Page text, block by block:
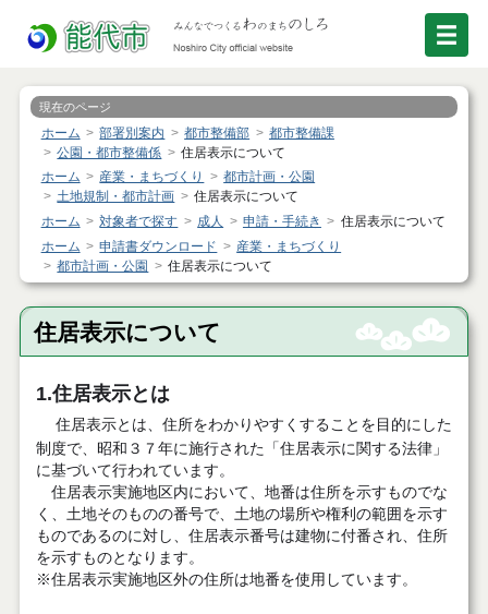
現在のページ
ホーム 部署別案内 都市整備部
都市整備課
公園・都市整備係
住居表示について
ホーム
産業・まちづくり
都市計画・公園
土地規制・都市計画
住居表示について
ホーム
対象者で探す 成人 申請・手続き
住居表示について
ホーム
申請書ダウンロード
産業・まちづくり
都市計画・公園
住居表示について
住居表示について
1.住居表示とは
住居表示とは、住所をわかりやすくすることを目的にした
制度で、昭和３７年に施行された「住居表示に関する法律」
に基づいて行われています。
住居表示実施地区内において、地番は住所を示すものでな
く、土地そのものの番号で、土地の場所や権利の範囲を示す
ものであるのに対し、住居表示番号は建物に付番され、住所
を示すものとなります。
※住居表示実施地区外の住所は地番を使用しています。